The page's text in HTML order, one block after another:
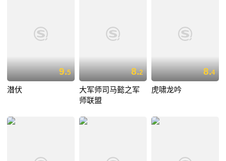
9.5
潜伏
8.2
大军师司马懿之军
师联盟
8.4
虎啸龙吟